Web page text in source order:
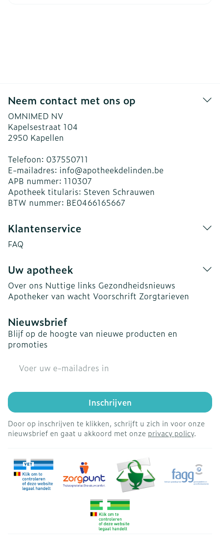
Neem contact met ons op
OMNIMED NV
Kapelsestraat 104
2950 Kapellen
Telefoon: 037550711
E-mailadres: info@apotheekdelinden.be
APB nummer: 110307
Apotheek titularis: Steven Schrauwen
BTW nummer: BE0466165667
Klantenservice
FAQ
Uw apotheek
Over ons Nuttige links Gezondheidsnieuws
Apotheker van wacht Voorschrift Zorgtarieven
Nieuwsbrief
Blijf op de hoogte van nieuwe producten en
promoties
Inschrijven
Door op inschrijven te klikken, schrijft u zich in voor onze
nieuwsbrief en gaat u akkoord met onze privacy policy.